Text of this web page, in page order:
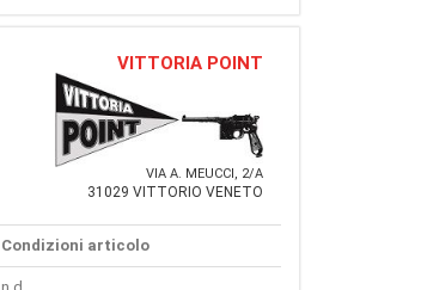
VITTORIA POINT
VIA A. MEUCCI, 2/A
31029 VITTORIO VENETO
Condizioni articolo